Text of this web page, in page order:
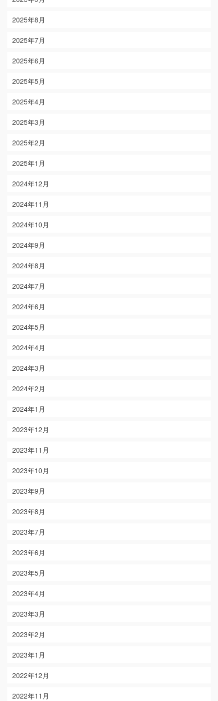
2025年8月
2025年7月
2025年6月
2025年5月
2025年4月
2025年3月
2025年2月
2025年1月
2024年12月
2024年11月
2024年10月
2024年9月
2024年8月
2024年7月
2024年6月
2024年5月
2024年4月
2024年3月
2024年2月
2024年1月
2023年12月
2023年11月
2023年10月
2023年9月
2023年8月
2023年7月
2023年6月
2023年5月
2023年4月
2023年3月
2023年2月
2023年1月
2022年12月
2022年11月